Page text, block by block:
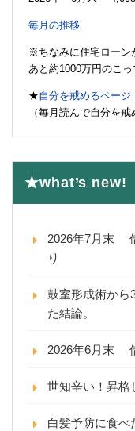
毎月の推移
※ちなみに住宅ローン
あと約1000万円のこっ
★自分を戒めるページ
（毎月読んで自分を戒
★what’s new!
2026年7月末
り
鼓室形成術から
た結論。
2026年6月末
世知辛い！昇格
白髪予防に食べ